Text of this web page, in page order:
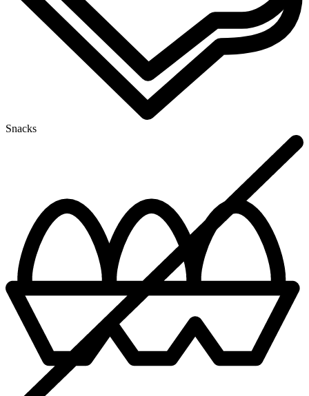
Snacks